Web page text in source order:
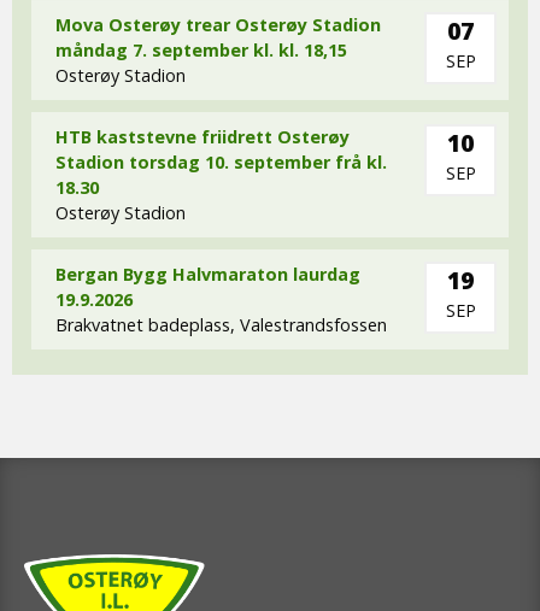
Mova Osterøy trear Osterøy Stadion
måndag 7. september kl. kl. 18,15
Osterøy Stadion
07
SEP
HTB kaststevne friidrett Osterøy
Stadion torsdag 10. september frå kl.
18.30
Osterøy Stadion
10
SEP
Bergan Bygg Halvmaraton laurdag
19.9.2026
Brakvatnet badeplass, Valestrandsfossen
19
SEP